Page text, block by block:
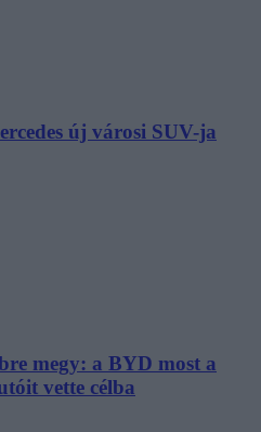
új városi SUV-ja
megy: a BYD most a
vette célba